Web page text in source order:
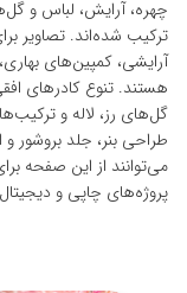
چهره، آرایش، لباس و
ترکیب شده‌اند. تصاویر
آرایشی، کمپین‌های
هستند. تنوع کادرهای
گل‌های رز، لاله و
طراحی بنر، جلد بروشور و
می‌توانند از این صفحه
پروژه‌های چاپی و
هنرمندان
کسب درآمد
28428845
تماس با ما